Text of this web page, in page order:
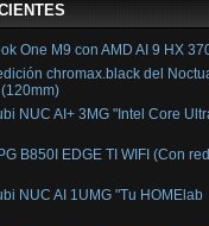
One M9 con AMD AI 9 HX
chromax.black del
(120mm)
NUC AI+ 3MG "Intel Core
B850I EDGE TI WIFI (Con
NUC AI 1UMG "Tu HOMElab